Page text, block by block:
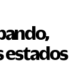
estados